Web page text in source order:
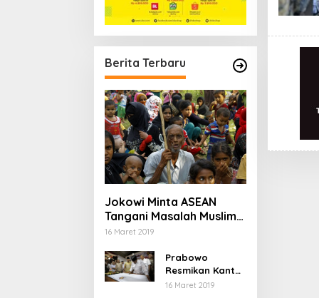
Berita Terbaru
Jokowi Minta ASEAN
Tangani Masalah Muslim
Rohingya di Rakhine
16 Maret 2019
Prabowo
Resmikan Kantor
DPD Gerindra di
16 Maret 2019